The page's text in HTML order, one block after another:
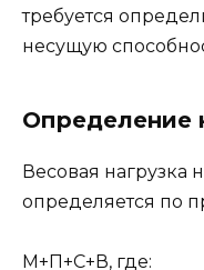
требуется
несущую
Определение
Весовая нагрузка
определяется по
М+П+С+В, где: